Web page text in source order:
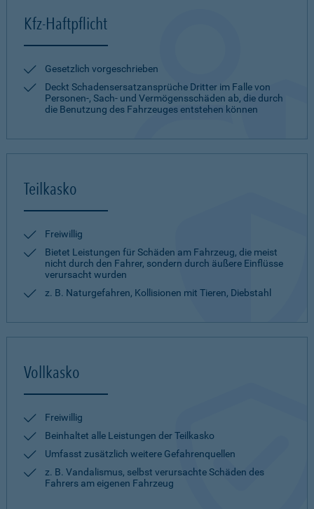
Kfz-Haftpflicht
Gesetzlich vorgeschrieben
Deckt Schadensersatzansprüche Dritter im Falle von
Personen-, Sach- und Vermögensschäden ab, die durch
die Benutzung des Fahrzeuges entstehen können
Teilkasko
Freiwillig
Bietet Leistungen für Schäden am Fahrzeug, die meist
nicht durch den Fahrer, sondern durch äußere Einflüsse
verursacht wurden
z. B. Naturgefahren, Kollisionen mit Tieren, Diebstahl
Vollkasko
Freiwillig
Beinhaltet alle Leistungen der Teilkasko
Umfasst zusätzlich weitere Gefahrenquellen
z. B. Vandalismus, selbst verursachte Schäden des
Fahrers am eigenen Fahrzeug